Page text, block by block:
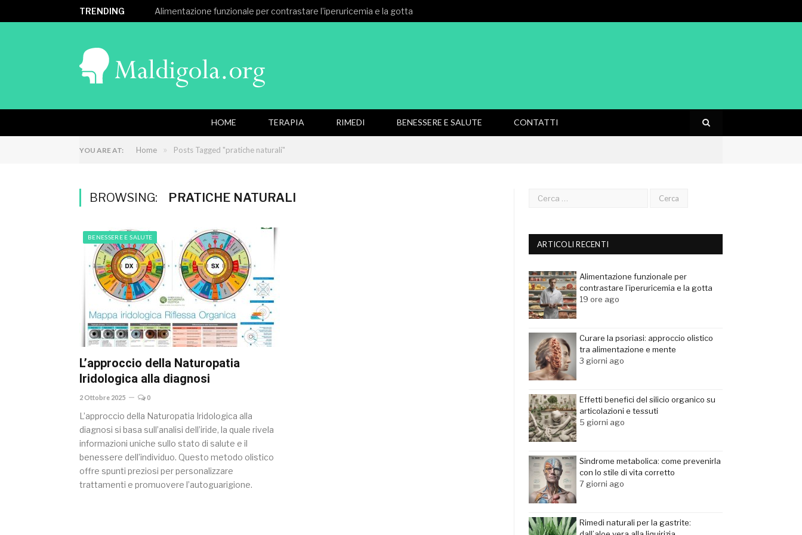
TRENDING Alimentazione funzionale per contrastare l’iperuricemia e la gotta
HOME TERAPIA RIMEDI BENESSERE E SALUTE CONTATTI
YOU ARE AT: Home » Posts Tagged "pratiche naturali"
BROWSING: PRATICHE NATURALI
BENESSERE E SALUTE
L’approccio della Naturopatia
Iridologica alla diagnosi
2 Ottobre 2025 0
L’approccio della Naturopatia Iridologica alla
diagnosi si basa sull’analisi dell’iride, la quale rivela
informazioni uniche sullo stato di salute e il
benessere dell’individuo. Questo metodo olistico
offre spunti preziosi per personalizzare
trattamenti e promuovere l’autoguarigione.
ARTICOLI RECENTI
Alimentazione funzionale per
contrastare l’iperuricemia e la gotta
19 ore ago
Curare la psoriasi: approccio olistico
tra alimentazione e mente
3 giorni ago
Effetti benefici del silicio organico su
articolazioni e tessuti
5 giorni ago
Sindrome metabolica: come prevenirla
con lo stile di vita corretto
7 giorni ago
Rimedi naturali per la gastrite: